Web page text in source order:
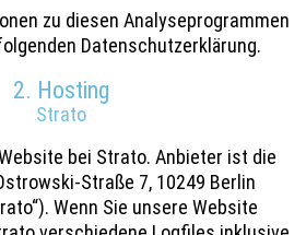
zu diesen Analyseprogrammen
Datenschutzerklärung.
2. Hosting
Strato
bei Strato. Anbieter ist die
Straße 7, 10249 Berlin
Wenn Sie unsere Website